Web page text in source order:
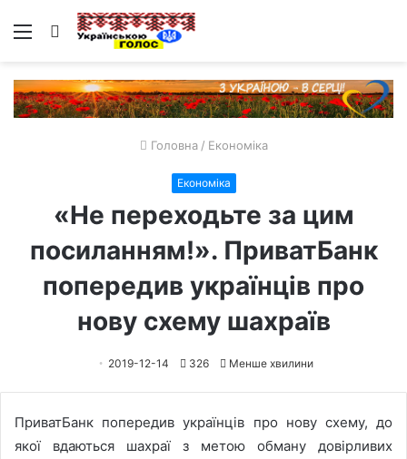
Меню Пошук
Головна / Економіка
Економіка
«Не переходьте за цим
посиланням!». ПриватБанк
попередив українців про
нову схему шахраїв
2019-12-14 326 Менше хвилини
ПриватБанк попередив українців про нову схему, до
якої вдаються шахраї з метою обману довірливих